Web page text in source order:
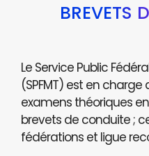
BREVETS
Le Service Public
(SPFMT) est en
examens théoriques
brevets de conduite ;
fédérations et ligue